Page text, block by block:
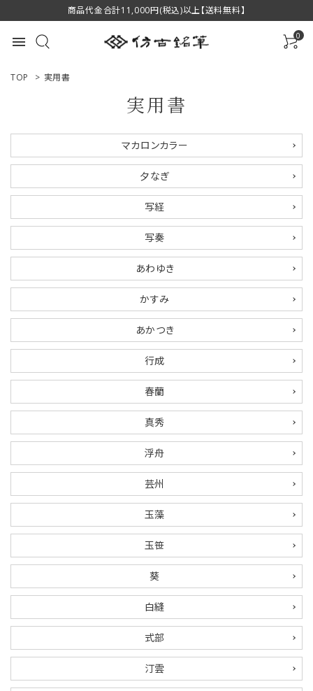
商品代金合計11,000円(税込)以上【送料無料】
menu 0
ACCOUNT MENU
ログイン 新規会員登録
商品一覧
プライバシーポリシー
特定商取引法について
お問い合わせ
TOP > 実用書
実用書
マカロンカラー
夕なぎ
写経
写奏
あわゆき
かすみ
あかつき
行成
春蘭
真秀
浮舟
芸州
玉藻
玉笹
葵
白縫
式部
汀雲